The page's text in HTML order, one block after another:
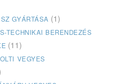
GYÁRTÁSA (1)
TECHNIKAI BERENDEZÉS
(11)
VEGYES